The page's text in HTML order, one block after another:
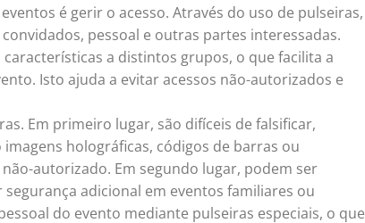
é gerir o acesso. Através do uso de pulseiras,
pessoal e outras partes interessadas.
a distintos grupos, o que facilita a
Isto ajuda a evitar acessos não-autorizados e
Em primeiro lugar, são difíceis de falsificar,
holográficas, códigos de barras ou
autorizado. Em segundo lugar, podem ser
adicional em eventos familiares ou
do evento mediante pulseiras especiais, o que